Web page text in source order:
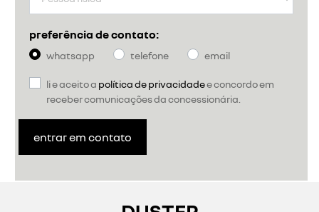
preferência de contato:
whatsapp telefone email
li e aceito a política de privacidadee concordo em
receber comunicações da concessionária.
entrar em contato